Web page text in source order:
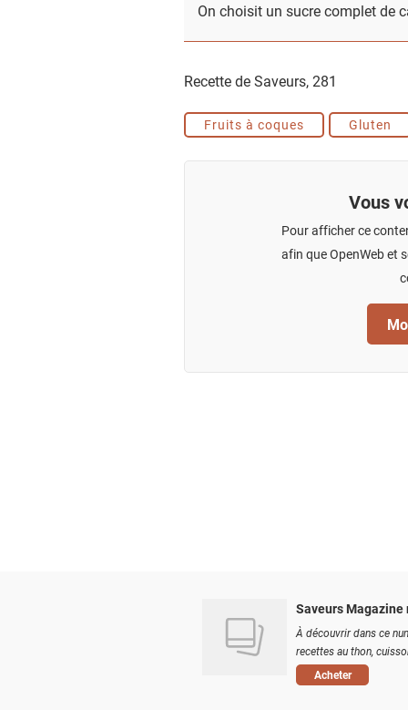
On choisit un sucre complet de
Recette de Saveurs,281
Fruits à coques Gluten
Vous
Pour afficher ce
afin que OpenWeb et
Saveurs Magazine
À découvrir dans ce
recettes au thon,
Acheter